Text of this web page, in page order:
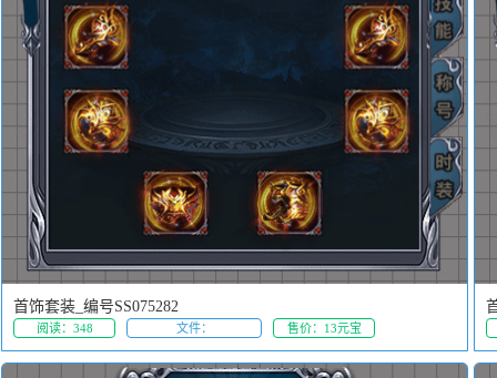
首饰套装_编号SS075282
阅读：348 文件： 售价：13元宝